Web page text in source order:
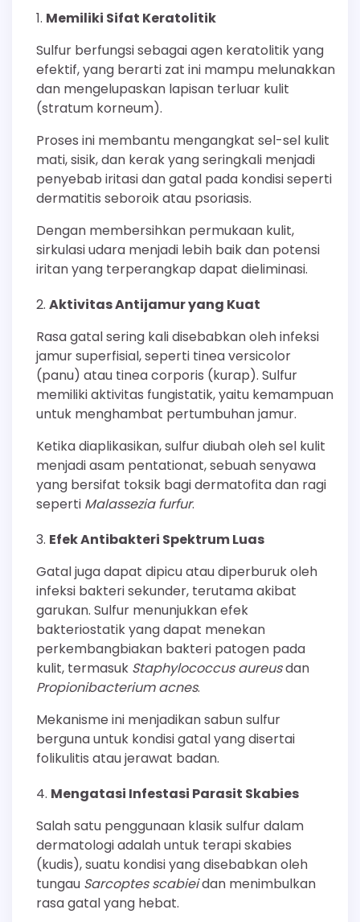
Memiliki Sifat Keratolitik
Sulfur berfungsi sebagai agen keratolitik yang
efektif, yang berarti zat ini mampu melunakkan
dan mengelupaskan lapisan terluar kulit
(stratum korneum).
Proses ini membantu mengangkat sel-sel kulit
mati, sisik, dan kerak yang seringkali menjadi
penyebab iritasi dan gatal pada kondisi seperti
dermatitis seboroik atau psoriasis.
Dengan membersihkan permukaan kulit,
sirkulasi udara menjadi lebih baik dan potensi
iritan yang terperangkap dapat dieliminasi.
Aktivitas Antijamur yang Kuat
Rasa gatal sering kali disebabkan oleh infeksi
jamur superfisial, seperti tinea versicolor
(panu) atau tinea corporis (kurap). Sulfur
memiliki aktivitas fungistatik, yaitu kemampuan
untuk menghambat pertumbuhan jamur.
Ketika diaplikasikan, sulfur diubah oleh sel kulit
menjadi asam pentationat, sebuah senyawa
yang bersifat toksik bagi dermatofita dan ragi
seperti Malassezia furfur.
Efek Antibakteri Spektrum Luas
Gatal juga dapat dipicu atau diperburuk oleh
infeksi bakteri sekunder, terutama akibat
garukan. Sulfur menunjukkan efek
bakteriostatik yang dapat menekan
perkembangbiakan bakteri patogen pada
kulit, termasuk Staphylococcus aureusdan
Propionibacterium acnes.
Mekanisme ini menjadikan sabun sulfur
berguna untuk kondisi gatal yang disertai
folikulitis atau jerawat badan.
Mengatasi Infestasi Parasit Skabies
Salah satu penggunaan klasik sulfur dalam
dermatologi adalah untuk terapi skabies
(kudis), suatu kondisi yang disebabkan oleh
tungau Sarcoptes scabieidan menimbulkan
rasa gatal yang hebat.